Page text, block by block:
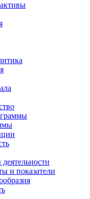
и показатели